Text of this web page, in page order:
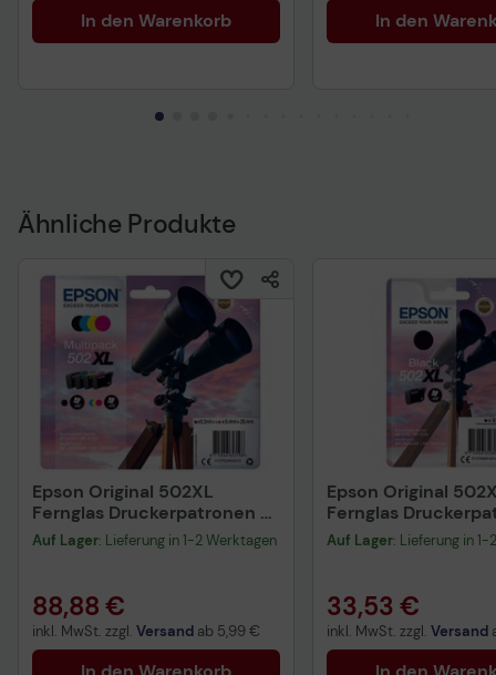
In den Warenkorb In den
Ähnliche Produkte
Epson Original 502XL
Fernglas Druckerpatronen -
4er Multipack
(C13T02W64010)
Auf Lager: Lieferung in 1-2 Werktagen
88,88 €
inkl. MwSt. zzgl. Versand ab 5,99 €
Epson Original
Fernglas
schwarz
Auf Lager: Lieferung in
33,53 €
inkl. MwSt. zzgl. Versand